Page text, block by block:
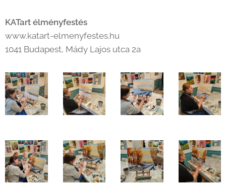
KATart élményfestés
www.katart-elmenyfestes.hu
1041 Budapest, Mády Lajos utca 2a